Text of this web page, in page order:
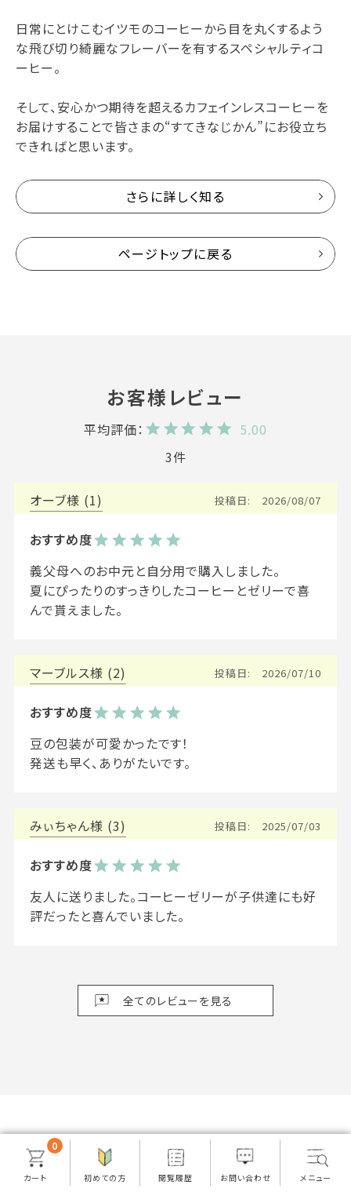
日常にとけこむイツモのコーヒーから目を丸くするよう
な飛び切り綺麗なフレーバーを有するスペシャルティコ
ーヒー。
そして、安心かつ期待を超えるカフェインレスコーヒーを
お届けすることで皆さまの“すてきなじかん”にお役立ち
できればと思います。
さらに詳しく知る
ページトップに戻る
5.00
3
オーブ 1 投稿日 2026/08/07
義父母へのお中元と自分用で購入しました。
夏にぴったりのすっきりしたコーヒーとゼリーで喜
んで貰えました。
マーブルス 2 投稿日 2026/07/10
豆の包装が可愛かったです！
発送も早く、ありがたいです。
みぃちゃん 3 投稿日 2025/07/03
友人に送りました。コーヒーゼリーが子供達にも好
評だったと喜んでいました。
Pickup items
ピックアップ
0